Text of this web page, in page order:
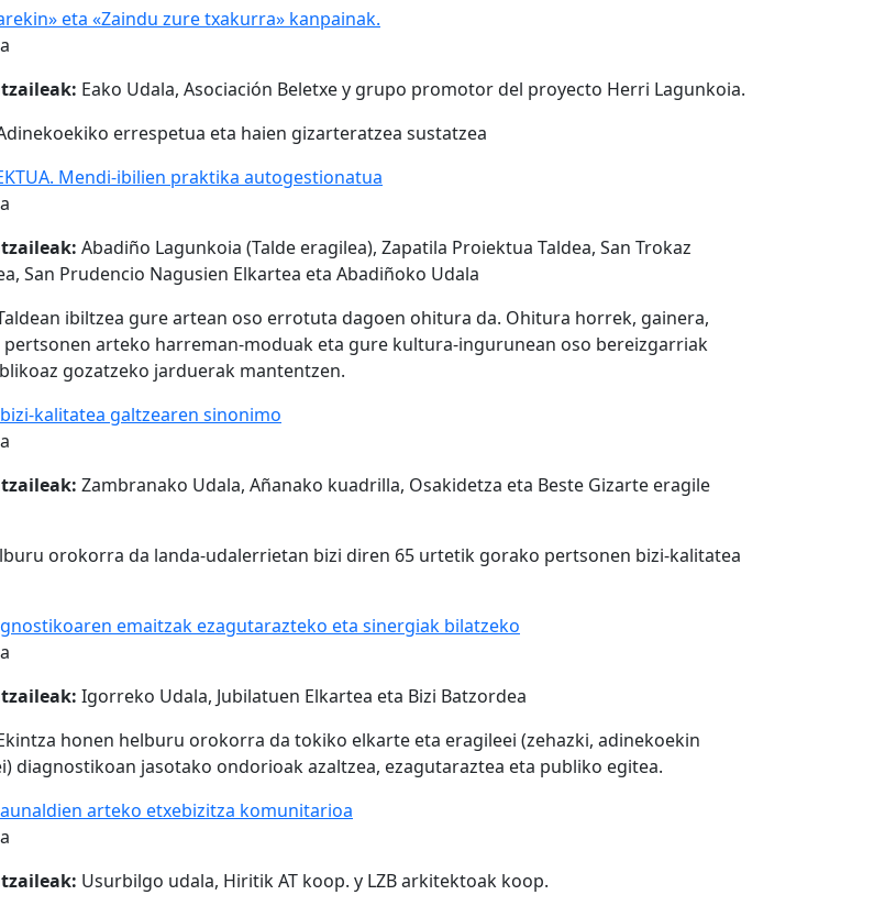
eta «Zaindu zure txakurra» kanpainak.
Eako Udala, Asociación Beletxe y grupo promotor del proyecto Herri Lagunkoia.
errespetua eta haien gizarteratzea sustatzea
Mendi-ibilien praktika autogestionatua
Abadiño Lagunkoia (Talde eragilea), Zapatila Proiektua Taldea, San Trokaz
San Prudencio Nagusien Elkartea eta Abadiñoko Udala
ibiltzea gure artean oso errotuta dagoen ohitura da. Ohitura horrek, gainera,
arteko harreman-moduak eta gure kultura-ingurunean oso bereizgarriak
gozatzeko jarduerak mantentzen.
kalitatea galtzearen sinonimo
Zambranako Udala, Añanako kuadrilla, Osakidetza eta Beste Gizarte eragile
orokorra da landa-udalerrietan bizi diren 65 urtetik gorako pertsonen bizi-kalitatea
emaitzak ezagutarazteko eta sinergiak bilatzeko
Igorreko Udala, Jubilatuen Elkartea eta Bizi Batzordea
honen helburu orokorra da tokiko elkarte eta eragileei (zehazki, adinekoekin
diagnostikoan jasotako ondorioak azaltzea, ezagutaraztea eta publiko egitea.
arteko etxebizitza komunitarioa
Usurbilgo udala, Hiritik AT koop. y LZB arkitektoak koop.